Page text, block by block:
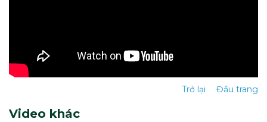
Trở lại Đầu trang
Video khác